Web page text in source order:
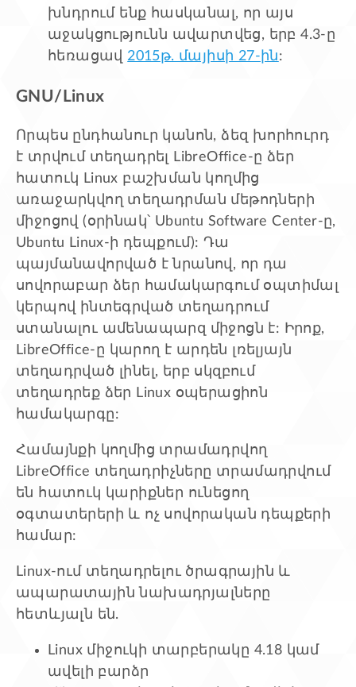
խնդրում ենք հասկանալ, որ այս
աջակցությունն ավարտվեց, երբ 4.3-ը
հեռացավ 2015թ. մայիսի 27-ին:
GNU/Linux
Որպես ընդհանուր կանոն, ձեզ խորհուրդ
է տրվում տեղադրել LibreOffice-ը ձեր
հատուկ Linux բաշխման կողմից
առաջարկվող տեղադրման մեթոդների
միջոցով (օրինակ՝ Ubuntu Software Center-ը,
Ubuntu Linux-ի դեպքում): Դա
պայմանավորված է նրանով, որ դա
սովորաբար ձեր համակարգում օպտիմալ
կերպով ինտեգրված տեղադրում
ստանալու ամենապարզ միջոցն է: Իրոք,
LibreOffice-ը կարող է արդեն լռելյայն
տեղադրված լինել, երբ սկզբում
տեղադրեք ձեր Linux օպերացիոն
համակարգը:
Համայնքի կողմից տրամադրվող
LibreOffice տեղադրիչները տրամադրվում
են հատուկ կարիքներ ունեցող
օգտատերերի և ոչ սովորական դեպքերի
համար:
Linux-ում տեղադրելու ծրագրային և
ապարատային նախադրյալները
հետևյալն են.
Linux միջուկի տարբերակը 4.18 կամ
ավելի բարձր